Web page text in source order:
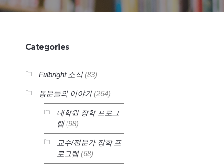
Categories
Fulbright 소식(83)
동문들의 이야기(264)
대학원 장학 프로그
램(98)
교수/전문가 장학 프
로그램(68)